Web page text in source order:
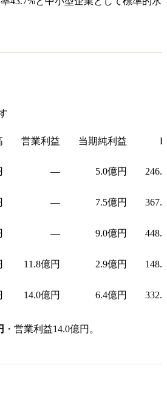
営業利益 当期純利益
— 5.0億円
— 7.5億円
— 9.0億円
11.8億円 2.9億円
14.0億円 6.4億円
・営業利益14.0億円。